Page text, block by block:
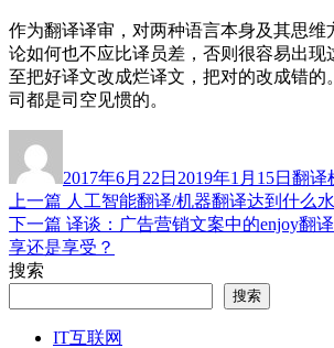
作为翻译译审，对两种语言本身及其思维
论如何也不应比译员差，否则很容易出现
至把好译文改成烂译文，把对的改成错的
司都是司空见惯的。
于
2017年6月22日 2019年1月15日 翻译
文
章
导
航
上一篇 上
篇
文
人工智能翻译/机器翻译达到什么
下一篇 下
篇
译谈：广告营销文案中的enjoy翻
享还是享受？
搜索
搜索
IT互联网